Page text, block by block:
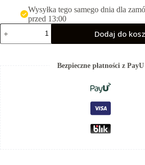
Wysyłka tego samego dnia dla
przed 13:00
ilość
Cynamon
olejek
Dodaj do
Bezpieczne płatności z PayU